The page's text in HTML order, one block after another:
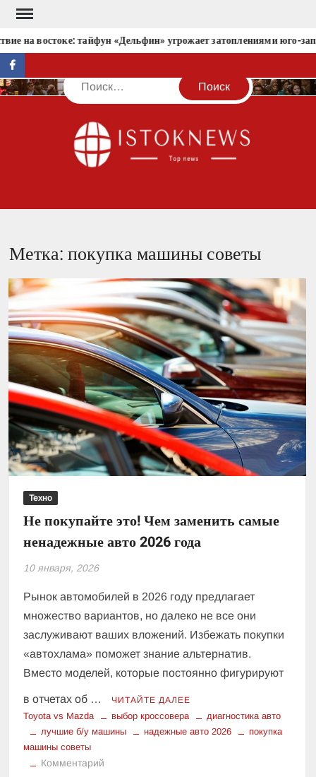
Перейти
содержимому
на востоке: тайфун «Дельфин» угрожает затоплениями юго-
facebook
Поиск
Метка:покупка машины советы
Техно
Не покупайте это! Чем заменить самые
ненадежные авто 2026 года
10 января, 2026
Рынок автомобилей в 2026 году предлагает
множество вариантов, но далеко не все они
заслуживают ваших вложений. Избежать покупки
«автохлама» поможет знание альтернатив.
Вместо моделей, которые постоянно фигурируют
в отчетах об … ЧИТАЙТЕ ДАЛЕЕ
Toyota vs Mazda выбор кроссовера
диагностика авто
лучшие б/у машины
надежные авто 2026
покупка
машины советы
Комментарий